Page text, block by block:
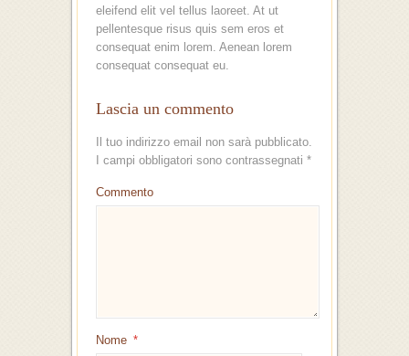
eleifend elit vel tellus laoreet. At ut
pellentesque risus quis sem eros et
consequat enim lorem. Aenean lorem
consequat consequat eu.
Lascia un commento
Il tuo indirizzo email non sarà pubblicato.
I campi obbligatori sono contrassegnati *
Commento
Nome *